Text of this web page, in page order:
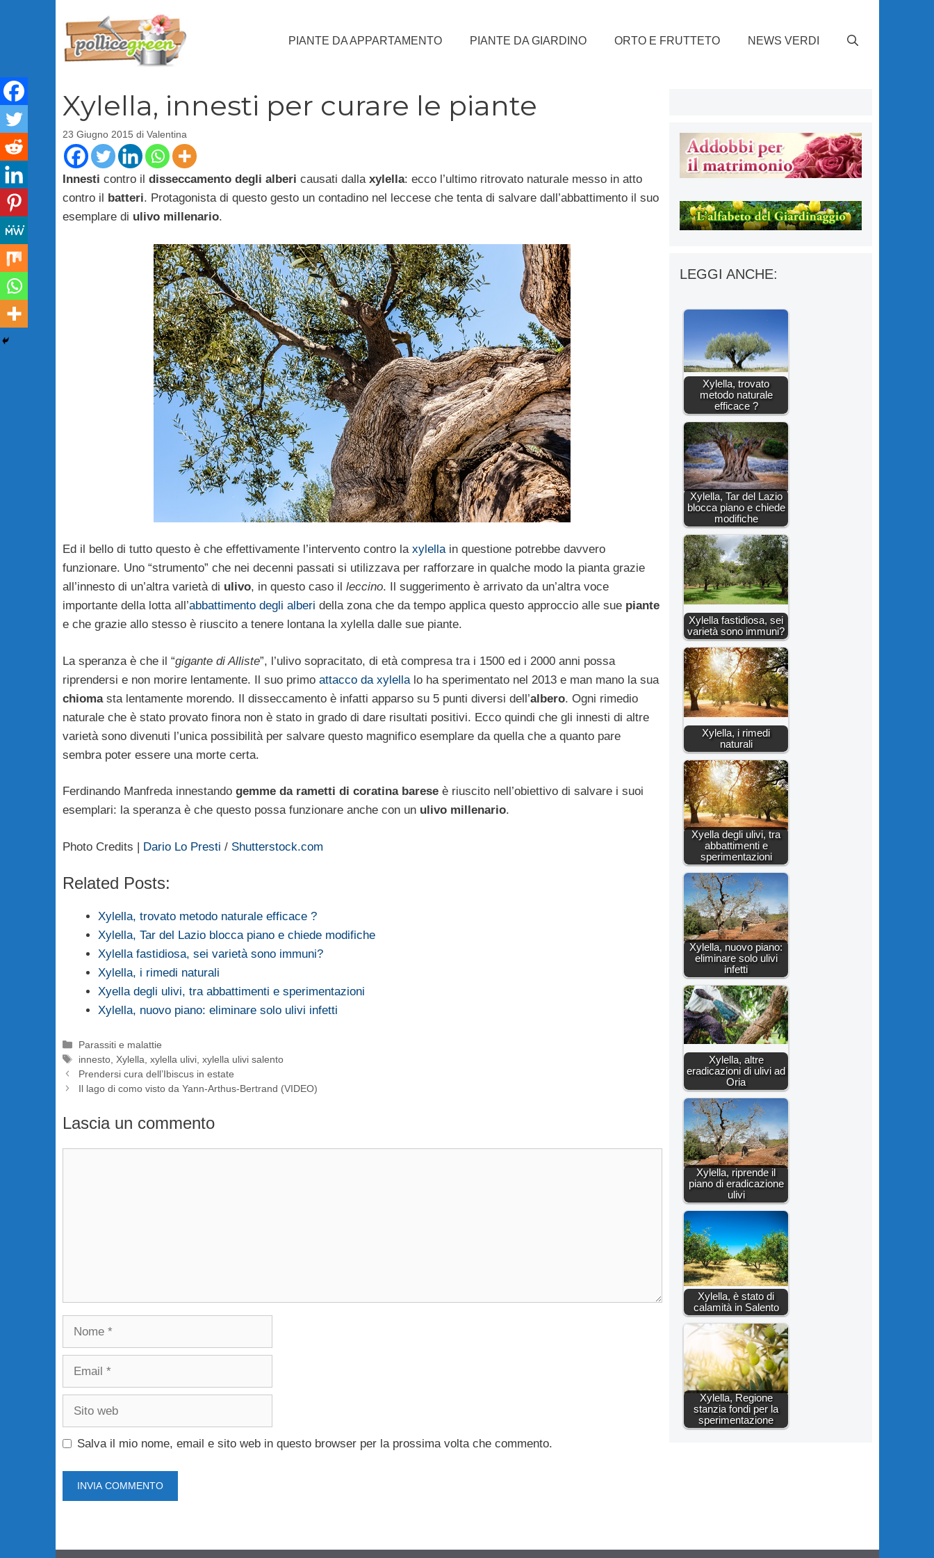
PIANTE DA APPARTAMENTO PIANTE DA GIARDINO ORTO E FRUTTETO NEWS VERDI
Xylella, innesti per curare le piante
23 Giugno 2015 di Valentina
Innesti contro il disseccamento degli alberi causati dalla xylella: ecco l’ultimo ritrovato naturale messo in atto
contro il
batteri. Protagonista di questo gesto un contadino nel leccese che tenta di salvare dall’abbattimento il suo
esemplare di ulivo millenario.
Ed il bello di tutto questo è che effettivamente l’intervento contro la xylellain questione potrebbe davvero
funzionare. Uno “strumento” che nei decenni passati si utilizzava per rafforzare in qualche modo la pianta grazie
all’innesto di un’altra varietà di ulivo, in questo caso il leccino. Il suggerimento è arrivato da un’altra voce
importante della lotta all’abbattimento degli alberi della zona che da tempo applica questo approccio alle suepiante
e che grazie allo stesso è riuscito a tenere lontana la xylella dalle sue piante.
La speranza è che il “gigante di Alliste”, l’ulivo sopracitato, di età compresa tra i 1500 ed i 2000 anni possa
riprendersi e non morire lentamente. Il suo primo attacco da xylellalo ha sperimentato nel 2013 e man mano la sua
chiomasta lentamente morendo. Il disseccamento è infatti apparso su 5 punti diversi dell’albero. Ogni rimedio
naturale che è stato provato finora non è stato in grado di dare risultati positivi. Ecco quindi che gli innesti di altre
varietà sono divenuti l’unica possibilità per salvare questo magnifico esemplare da quella che a quanto pare
sembra poter essere una morte certa.
Ferdinando Manfreda innestando gemme da rametti di coratina bareseè riuscito nell’obiettivo di salvare i suoi
esemplari: la speranza è che questo possa funzionare anche con un ulivo millenario.
Photo Credits | Dario Lo Presti / Shutterstock.com
Related Posts:
Xylella, trovato metodo naturale efficace ?
Xylella, Tar del Lazio blocca piano e chiede modifiche
Xylella fastidiosa, sei varietà sono immuni?
Xylella, i rimedi naturali
Xyella degli ulivi, tra abbattimenti e sperimentazioni
Xylella, nuovo piano: eliminare solo ulivi infetti
Categorie
Parassiti e malattie
Tag
innesto, Xylella xylella ulivi, xylella ulivi salento
Prendersi cura dell’Ibiscus in estate
Il lago di como visto da Yann-Arthus-Bertrand (VIDEO)
Lascia un commento
Nome
Email
Sito
Salva il mio nome, email e sito web in questo browser per la prossima volta che commento.
LEGGI ANCHE:
Xylella, trovato
metodo naturale
efficace ?
Xylella, Tar del Lazio
blocca piano e chiede
modifiche
Xylella fastidiosa, sei
varietà sono immuni?
Xylella, i rimedi
naturali
Xyella degli ulivi, tra
abbattimenti e
sperimentazioni
Xylella, nuovo piano:
eliminare solo ulivi
infetti
Xylella, altre
eradicazioni di ulivi ad
Oria
Xylella, riprende il
piano di eradicazione
ulivi
Xylella, è stato di
calamità in Salento
Xylella, Regione
stanzia fondi per la
sperimentazione